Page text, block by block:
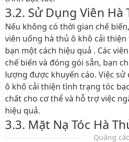
3.2. Sử Dụng Viên Hà
Nếu không có thời gian chế
viên uống hà thủ ô khô cải
bạn một cách hiệu quả . Các
chế biến và đóng gói sẵn, bạn
lượng được khuyến cáo. Việc
ô khô cải thiện tình trạng tóc
chất cho cơ thể và hỗ trợ việc
hiệu quả.
3.3. Mặt Nạ Tóc Hà
Quảng